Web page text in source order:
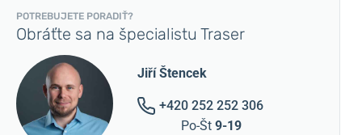
POTREBUJETE PORADIŤ?
Obráťte sa na špecialistu Traser
Jiří Štencek
+420 252 252 306
Po-Št 9-19